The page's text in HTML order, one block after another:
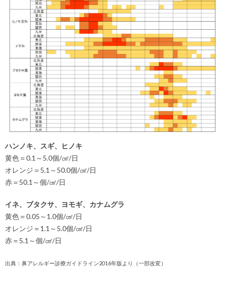
ハンノキ、スギ、ヒノキ
黄色＝0.1～5.0個/㎠/日
オレンジ＝5.1～50.0個/㎠/日
赤＝50.1～個/㎠/日
イネ、ブタクサ、ヨモギ、カナムグラ
黄色＝0.05～1.0個/㎠/日
オレンジ＝1.1～5.0個/㎠/日
赤＝5.1～個/㎠/日
出典：鼻アレルギー診療ガイドライン2016年版より（一部改変）